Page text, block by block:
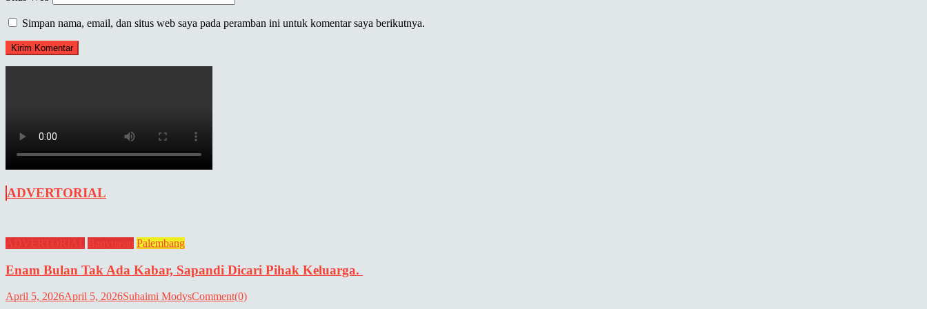
Simpan nama, email, dan situs web saya pada peramban ini untuk komentar saya berikutnya.
ADVERTORIAL
ADVERTORIAL Banyuasin Palembang
Enam Bulan Tak Ada Kabar, Sapandi Dicari Pihak Keluarga.
April 5, 2026April 5, 2026Suhaimi ModysComment(0)